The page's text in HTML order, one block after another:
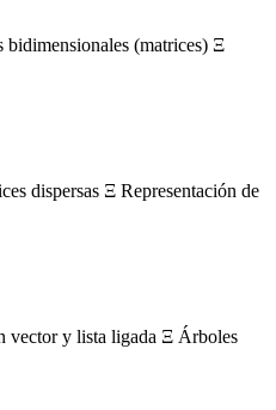
(matrices) Ξ
dispersas Ξ Representación de
vector y lista ligada Ξ Árboles